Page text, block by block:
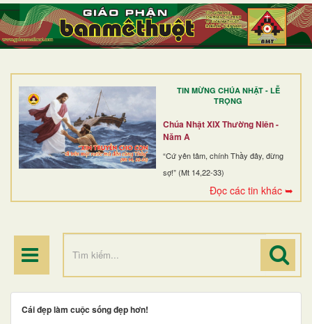
TIN MỪNG CHÚA NHẬT - LỄ
TRỌNG
Chúa Nhật XIX Thường Niên -
Năm A
“Cứ yên tâm, chính Thầy đây, đừng
sợ!” (Mt 14,22-33)
Đọc các tin khác ➥
TRANG NHẤT
GIỚI THIỆU
DÒNG TU
BAN MỤC VỤ
ĐOÀN THỂ CG
ĐIỂM HÀNH HƯƠNG
Cái đẹp làm cuộc sống đẹp hơn!